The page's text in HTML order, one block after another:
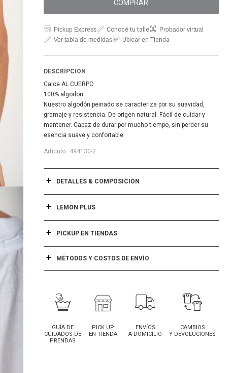
COMPRAR
Pickup Express Conocé tu talle
Probador virtual
Ver tabla de medidas
Ubicar en Tienda
DESCRIPCIÓN
Calce AL CUERPO
100% algodon
Nuestro algodón peinado se caracteriza por su suavidad,
gramaje y resistencia. De origen natural. Fácil de cuidar y
mantener. Capaz de durar por mucho tiempo, sin perder su
esencia suave y confortable
494130-2
DETALLES & COMPOSICIÓN
LEMON PLUS
PICKUP EN TIENDAS
MÉTODOS Y COSTOS DE ENVÍO
GUÍA DE
CUIDADOS DE
PRENDAS
PICK UP
EN TIENDA
ENVÍOS
A DOMICILIO
CAMBIOS
Y DEVOLUCIONES